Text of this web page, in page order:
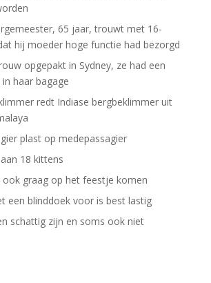
65 jaar, trouwt met 16-
hij moeder hoge functie had bezorgd
opgepakt in Sydney, ze had een
haar bagage
redt Indiase bergbeklimmer uit
plast op medepassagier
18 kittens
ook graag op het feestje komen
een blinddoek voor is best lastig
schattig zijn en soms ook niet